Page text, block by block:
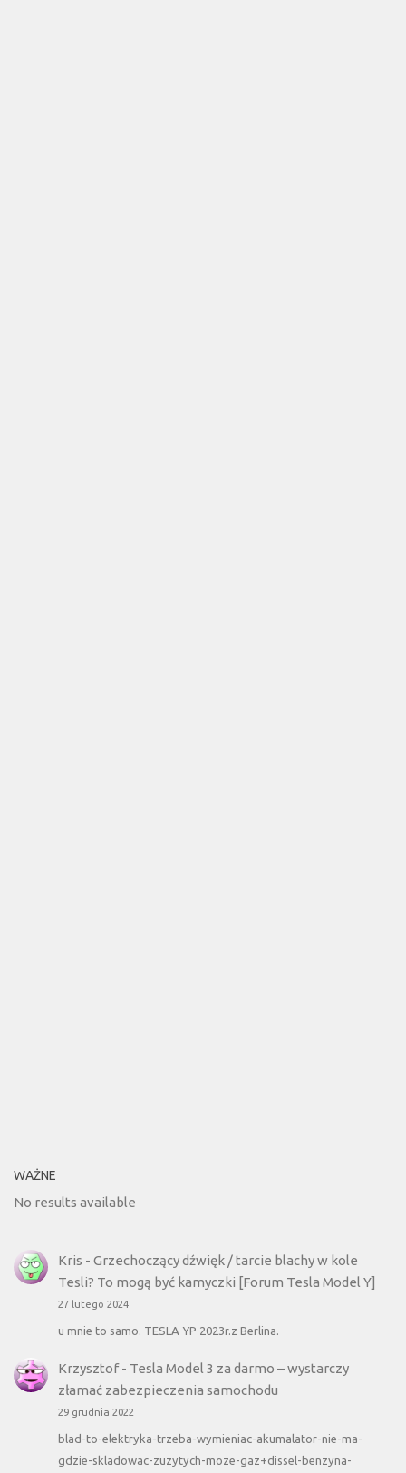
WAŻNE
No results available
Kris - Grzechoczący dźwięk / tarcie blachy w kole
Tesli? To mogą być kamyczki [Forum Tesla Model Y]
27 lutego 2024
u mnie to samo. TESLA YP 2023r.z Berlina.
Krzysztof- Tesla Model 3 za darmo – wystarczy
złamać zabezpieczenia samochodu
29 grudnia 2022
blad-to-elektryka-trzeba-wymieniac-akumalator-nie-ma-
gdzie-skladowac-zuzytych-moze-gaz+dissel-benzyna-